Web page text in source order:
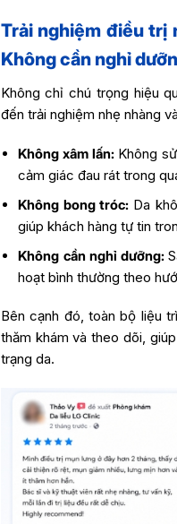
Trải nghiệm điều trị
Không cần nghỉ
Không chỉ chú trọng hiệu
đến trải nghiệm nhẹ nhàng
Không xâm lấn: Không
cảm giác đau rát trong
Không bong tróc: Da
giúp khách hàng tự tin
Không cần nghỉ dưỡng:
hoạt bình thường theo
Bên cạnh đó, toàn bộ liệu
thăm khám và theo dõi,
trạng da.